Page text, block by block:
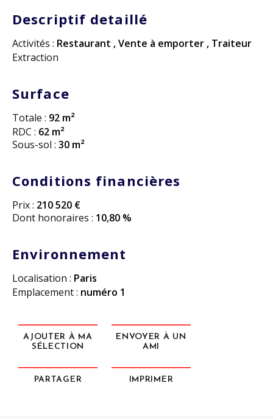
Descriptif detaillé
Activités : Restaurant ,Vente à emporter , Traiteur
Extraction
Surface
Totale : 92 m²
RDC : 62 m²
Sous-sol : 30 m²
Conditions financières
Prix : 210 520 €
Dont honoraires : 10,80 %
Environnement
Localisation : Paris
Emplacement : numéro 1
AJOUTER À MA
SÉLECTION
ENVOYER À UN
AMI
PARTAGER IMPRIMER